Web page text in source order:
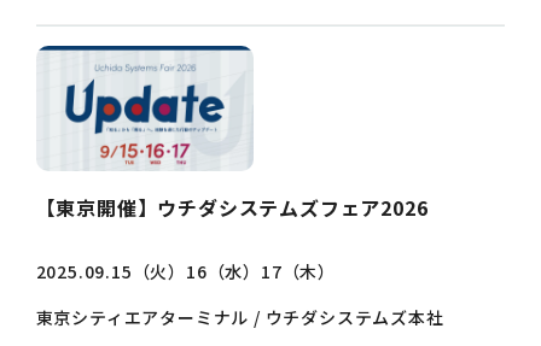
【東京開催】ウチダシステムズフェア2026
2025.09.15（火）16（水）17（木）
東京シティエアターミナル / ウチダシステムズ本社